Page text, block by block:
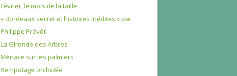
Février, le mois de la taille
« Bordeaux secret et histoires inédites » par
Philippe Prévôt
La Gironde des Arbres
Menace sur les palmiers
Rempotage orchidée